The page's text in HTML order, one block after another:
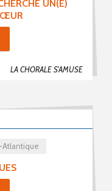
UN(E)
LA CHORALE S'AMUSE
Atlantique